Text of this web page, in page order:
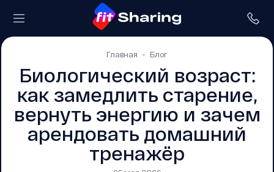
Главная Блог
Биологический возраст:
как замедлить старение,
вернуть энергию и зачем
арендовать домашний
тренажёр